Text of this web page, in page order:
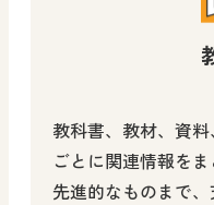
最新話（第6回）公開中
先生向け
教科書、教材、資
ごとに関連情報を
先進的なものまで